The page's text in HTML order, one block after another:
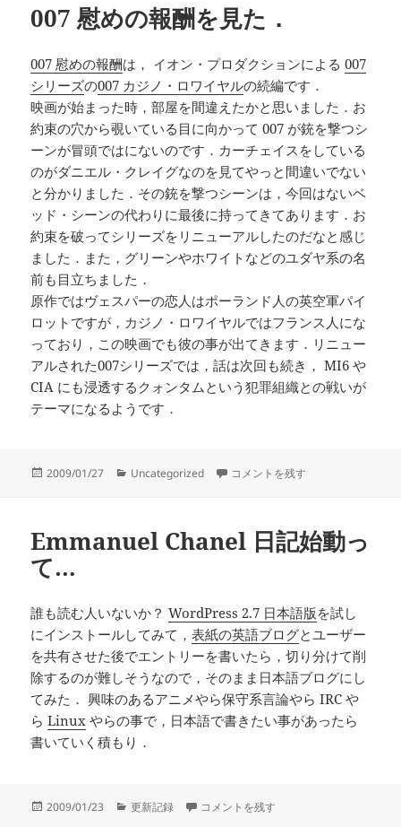
ー
007 慰めの報酬を見た．
007 慰めの報酬は， イオン・プロダクションによる007
シリーズの007 カジノ・ロワイヤルの続編です．
映画が始まった時，部屋を間違えたかと思いました．お
約束の穴から覗いている目に向かって 007 が銃を撃つシ
ーンが冒頭ではにないのです．カーチェイスをしている
のがダニエル・クレイグなのを見てやっと間違いでない
と分かりました．その銃を撃つシーンは，今回はないベ
ッド・シーンの代わりに最後に持ってきてあります．お
約束を破ってシリーズをリニューアルしたのだなと感じ
ました．また，グリーンやホワイトなどのユダヤ系の名
前も目立ちました．
原作ではヴェスパーの恋人はポーランド人の英空軍パイ
ロットですが，カジノ・ロワイヤルではフランス人にな
っており，この映画でも彼の事が出てきます．リニュー
アルされた007シリーズでは，話は次回も続き， MI6 や
CIA にも浸透するクォンタムという犯罪組織との戦いが
テーマになるようです．
投
2009/01/27
カ
ー
Uncategorized 007 慰めの報酬を見た． に
コメントを残す
Emmanuel Chanel 日記始動っ
て…
誰も読む人いないか？WordPress 2.7 日本語版を試し
にインストールしてみて，表紙の英語ブログとユーザー
を共有させた後でエントリーを書いたら，切り分けて削
除するのが難しそうなので，そのまま日本語ブログにし
てみた． 興味のあるアニメやら保守系言論やら IRC や
らLinux やらの事で，日本語で書きたい事があったら
書いていく積もり．
投
2009/01/23
カ
更新記録 Emmanuel Chanel 日記始動って… に
コメントを残す